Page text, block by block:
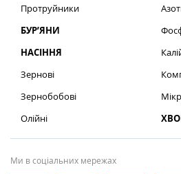
Протруйники
БУР’ЯНИ
НАСІННЯ
Зернові
Зернобобові
Олійні
Ми в соціальних мережах